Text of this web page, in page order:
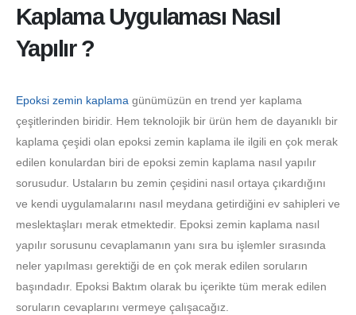
Kaplama Uygulaması Nasıl
Yapılır ?
Epoksi zemin kaplama günümüzün en trend yer kaplama
çeşitlerinden biridir. Hem teknolojik bir ürün hem de dayanıklı bir
kaplama çeşidi olan epoksi zemin kaplama ile ilgili en çok merak
edilen konulardan biri de epoksi zemin kaplama nasıl yapılır
sorusudur. Ustaların bu zemin çeşidini nasıl ortaya çıkardığını
ve kendi uygulamalarını nasıl meydana getirdiğini ev sahipleri ve
meslektaşları merak etmektedir. Epoksi zemin kaplama nasıl
yapılır sorusunu cevaplamanın yanı sıra bu işlemler sırasında
neler yapılması gerektiği de en çok merak edilen soruların
başındadır. Epoksi Baktım olarak bu içerikte tüm merak edilen
soruların cevaplarını vermeye çalışacağız.